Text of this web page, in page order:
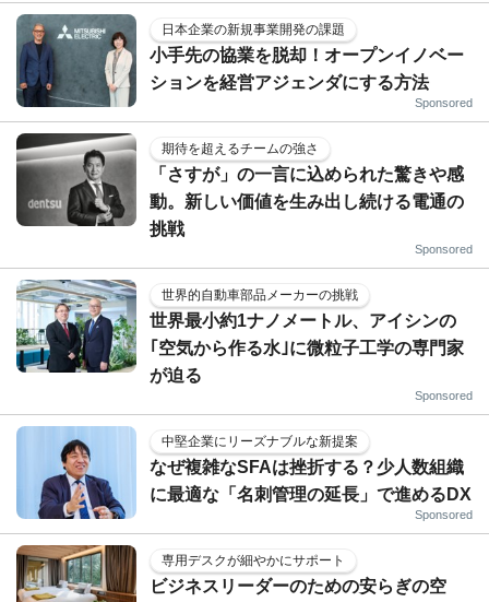
日本企業の新規事業開発の課題
小手先の協業を脱却！オープンイノベー
ションを経営アジェンダにする方法
Sponsored
期待を超えるチームの強さ
「さすが」の一言に込められた驚きや感
動。新しい価値を生み出し続ける電通の
挑戦
Sponsored
世界的自動車部品メーカーの挑戦
世界最小約1ナノメートル、アイシンの
｢空気から作る水｣に微粒子工学の専門家
が迫る
Sponsored
中堅企業にリーズナブルな新提案
なぜ複雑なSFAは挫折する？少人数組織
に最適な「名刺管理の延長」で進めるDX
Sponsored
専用デスクが細やかにサポート
ビジネスリーダーのための安らぎの空